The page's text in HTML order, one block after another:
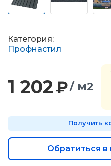
П
о
б
о
р
т
е
и
в
Категория:
Профнастил
1 202₽/ м2
Получить
Обратиться